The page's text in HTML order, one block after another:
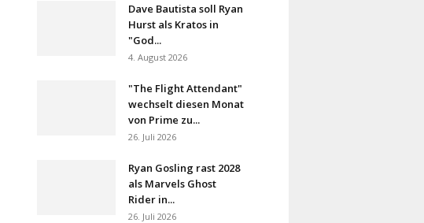
Dave Bautista soll Ryan
Hurst als Kratos in
"God...
4. August 2026
"The Flight Attendant"
wechselt diesen Monat
von Prime zu...
26. Juli 2026
Ryan Gosling rast 2028
als Marvels Ghost
Rider in...
26. Juli 2026